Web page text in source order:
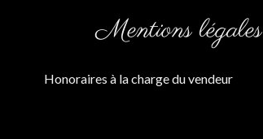
Mentions légales
Honoraires à la charge du vendeur